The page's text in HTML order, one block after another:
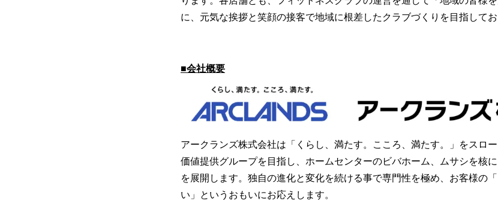
に、元気な挨拶と笑顔の接客で地域に根差したクラブづくりを目指してお
■会社概要
アークランズ株式会社は「くらし、満たす。こころ、満たす。」をスロ
価値提供グループを目指し、ホームセンターのビバホーム、ムサシを核
を展開します。独自の進化と変化を続ける事で専門性を極め、お客様の
い」というおもいにお応えします。